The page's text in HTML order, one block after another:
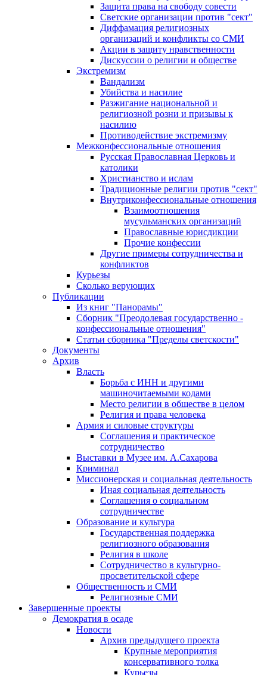
Защита права на свободу совести
Светские организации против "сект"
Диффамация религиозных
организаций и конфликты со СМИ
Акции в защиту нравственности
Дискуссии о религии и обществе
Экстремизм
Вандализм
Убийства и насилие
Разжигание национальной и
религиозной розни и призывы к
насилию
Противодействие экстремизму
Межконфессиональные отношения
Русская Православная Церковь и
католики
Христианство и ислам
Традиционные религии против "сект"
Внутриконфессиональные отношения
Взаимоотношения
мусульманских организаций
Православные юрисдикции
Прочие конфессии
Другие примеры сотрудничества и
конфликтов
Курьезы
Сколько верующих
Публикации
Из книг "Панорамы"
Сборник "Преодолевая государственно -
конфессиональные отношения"
Статьи сборника "Пределы светскости"
Документы
Архив
Власть
Борьба с ИНН и другими
машиночитаемыми кодами
Место религии в обществе в целом
Религия и права человека
Армия и силовые структуры
Соглашения и практическое
сотрудничество
Выставки в Музее им. А.Сахарова
Криминал
Миссионерская и социальная деятельность
Иная социальная деятельность
Соглашения о социальном
сотрудничестве
Образование и культура
Государственная поддержка
религиозного образования
Религия в школе
Сотрудничество в культурно-
просветительской сфере
Общественность и СМИ
Религиозные СМИ
Завершенные проекты
Демократия в осаде
Новости
Архив предыдущего проекта
Крупные мероприятия
консервативного толка
Курьезы